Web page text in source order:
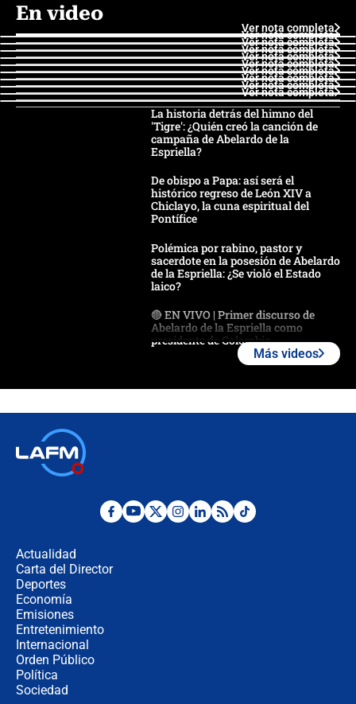
En video
Ver nota completa
Ver nota completa
Ver nota completa
Ver nota completa
Ver nota completa
Ver nota completa
Ver nota completa
Ver nota completa
Ver nota completa
Ver nota completa
La historia detrás del himno del
'Tigre': ¿Quién creó la canción de
campaña de Abelardo de la
Espriella?
De obispo a Papa: así será el
histórico regreso de León XIV a
Chiclayo, la cuna espiritual del
Pontífice
Polémica por rabino, pastor y
sacerdote en la posesión de Abelardo
de la Espriella: ¿Se violó el Estado
laico?
🔴 EN VIVO | Primer discurso de
Abelardo de la Espriella como
presidente de Colombia
Desde dermatitis hasta infecciones:
Más videos
Actualidad
Carta del Director
Deportes
Economía
Emisiones
Entretenimiento
Internacional
Orden Público
Política
Sociedad